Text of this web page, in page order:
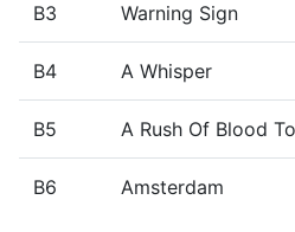
B3 Warning Sign
B4 A Whisper
B5 A Rush Of Blood
B6 Amsterdam